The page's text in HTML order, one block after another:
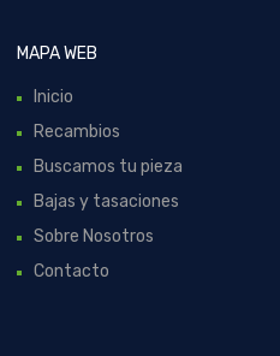
MAPA WEB
Inicio
Recambios
Buscamos tu pieza
Bajas y tasaciones
Sobre Nosotros
Contacto